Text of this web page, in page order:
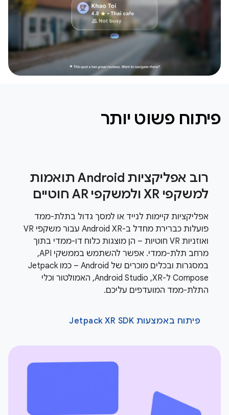
פיתוח פשוט יותר
רוב אפליקציות Android תואמות
למשקפי XR ולמשקפי AR חוטיים
אפליקציות קיימות לנייד או למסך גדול בתלת-ממד
פועלות כברירת מחדל ב-Android XR עבור משקפי VR
ואוזניות VR חוטיות – הן מוצגות כלוח דו-ממדי בתוך
מרחב תלת-ממדי. אפשר להשתמש בממשקי API,
במסגרות ובכלים מוכרים של Android – כמו Jetpack
Compose ל-XR,‏ Android Studio, האמולטור וכלי
התלת-ממד המועדפים עליכם.
פיתוח באמצעות Jetpack XR SDK